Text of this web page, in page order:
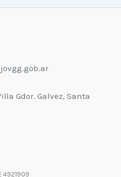
Gdor. Galvez, Santa
4921909